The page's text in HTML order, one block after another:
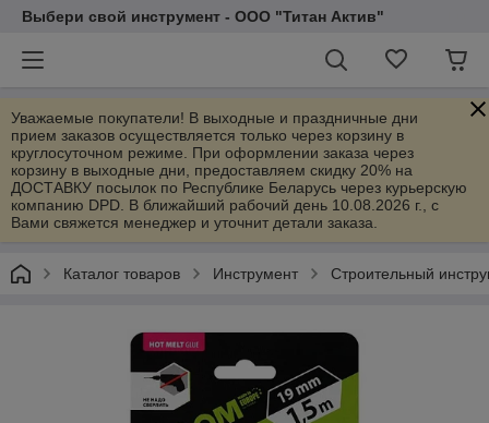
Выбери свой инструмент - ООО "Титан Актив"
Уважаемые покупатели! В выходные и праздничные дни
прием заказов осуществляется только через корзину в
круглосуточном режиме. При оформлении заказа через
корзину в выходные дни, предоставляем скидку 20% на
ДОСТАВКУ посылок по Республике Беларусь через курьерскую
компанию DPD. В ближайший рабочий день 10.08.2026 г., с
Вами свяжется менеджер и уточнит детали заказа.
Каталог товаров Инструмент Строительный